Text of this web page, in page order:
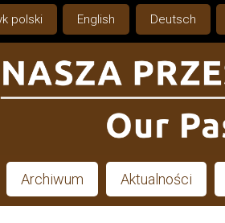
polski English Deutsch
Archiwum Aktualności